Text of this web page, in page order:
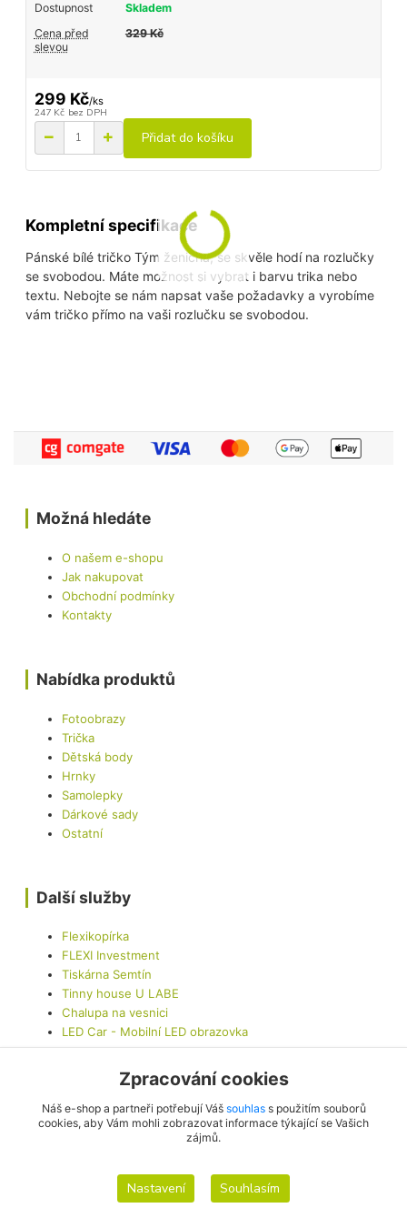
Dostupnost
Skladem
Cena před
slevou
329 Kč
299 Kč/ks
247 Kč bez DPH
Přidat do košíku
Kompletní specifikace
Pánské bílé tričko Tým ženicha, se skvěle hodí na rozlučky
se svobodou. Máte možnost si vybrat i barvu trika nebo
textu. Nebojte se nám napsat vaše požadavky a vyrobíme
vám tričko přímo na vaši rozlučku se svobodou.
Možná hledáte
O našem e-shopu
Jak nakupovat
Obchodní podmínky
Kontakty
Nabídka produktů
Fotoobrazy
Trička
Dětská body
Hrnky
Samolepky
Dárkové sady
Ostatní
Další služby
Flexikopírka
FLEXI Investment
Tiskárna Semtín
Tinny house U LABE
Chalupa na vesnici
LED Car - Mobilní LED obrazovka
Zpracování cookies
Náš e-shop a partneři potřebují Váš souhlass použitím souborů
cookies, aby Vám mohli zobrazovat informace týkající se Vašich
zájmů.
Nastavení Souhlasím